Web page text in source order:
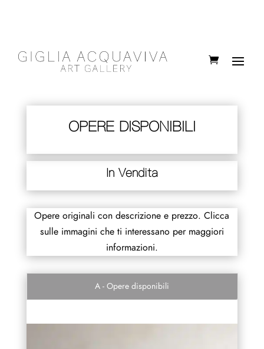
OPERE DISPONIBILI
In Vendita
Opere originali con descrizione e prezzo. Clicca
sulle immagini che ti interessano per maggiori
informazioni.
A - Opere disponibili